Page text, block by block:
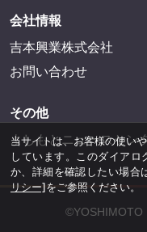
会社情報
吉本興業株式会社
お問い合わせ
その他
よしもとニュースセン
©YOSHIMOTO
当サイトは、お客様の使い
しています。このダイア
か、詳細を確認したい場合
リシー]をご参照ください。